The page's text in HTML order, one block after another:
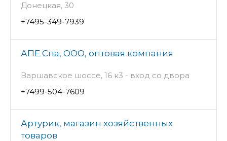
Донецкая, 30
+7495-349-7939
АПЕ Спа, ООО, оптовая компания
Варшавское шоссе, 16 к3 - вход со двора
+7499-504-7609
Артурик, магазин хозяйственных
товаров